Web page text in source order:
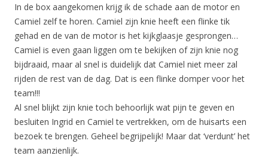
In de box aangekomen krijg ik de schade aan de motor en
Camiel zelf te horen. Camiel zijn knie heeft een flinke tik
gehad en de van de motor is het kijkglaasje gesprongen…
Camiel is even gaan liggen om te bekijken of zijn knie nog
bijdraaid, maar al snel is duidelijk dat Camiel niet meer zal
rijden de rest van de dag. Dat is een flinke domper voor het
team!!!
Al snel blijkt zijn knie toch behoorlijk wat pijn te geven en
besluiten Ingrid en Camiel te vertrekken, om de huisarts een
bezoek te brengen. Geheel begrijpelijk! Maar dat ‘verdunt’ het
team aanzienlijk.